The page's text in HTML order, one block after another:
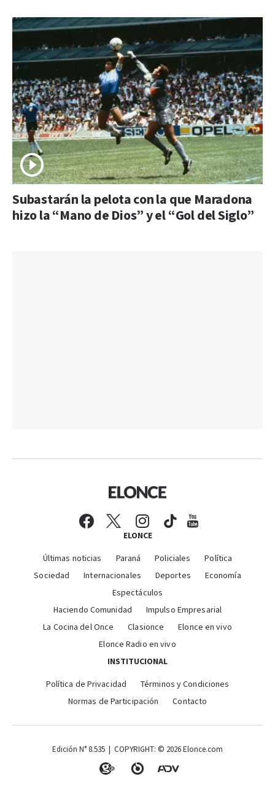
Subastarán la pelota con la que Maradona
hizo la “Mano de Dios” y el “Gol del Siglo”
ELONCE
Últimas noticias Paraná Policiales
Política
Sociedad
Internacionales Deportes
Economía
Espectáculos
Haciendo Comunidad
Impulso Empresarial
La Cocina del Once
Clasionce
Elonce en vivo
Elonce Radio en vivo
INSTITUCIONAL
Política de Privacidad
Términos y Condiciones
Normas de Participación
Contacto
Edición N° 8.535 | COPYRIGHT: © 2026 Elonce.com